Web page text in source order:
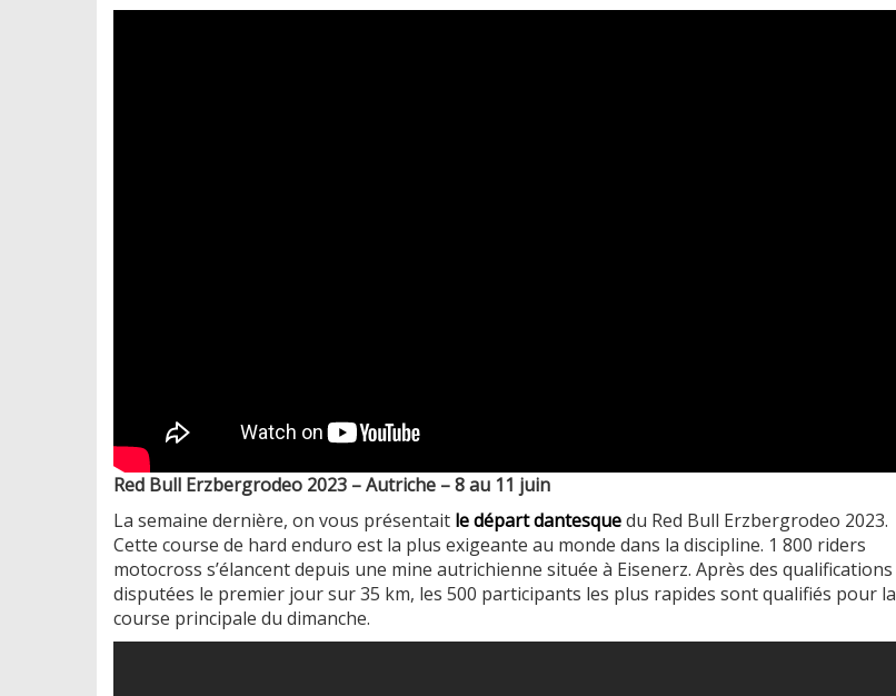
Red Bull Erzbergrodeo 2023 – Autriche – 8 au 11 juin
La semaine dernière, on vous présentait le départ dantesquedu Red Bull Erzbergrodeo 2023.
Cette course de hard enduro est la plus exigeante au monde dans la discipline. 1 800 riders
motocross s’élancent depuis une mine autrichienne située à Eisenerz. Après des qualifications
disputées le premier jour sur 35 km, les 500 participants les plus rapides sont qualifiés pour la
course principale du dimanche.